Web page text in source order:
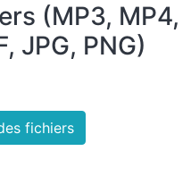
(MP3, MP4,
JPG, PNG)
fichiers